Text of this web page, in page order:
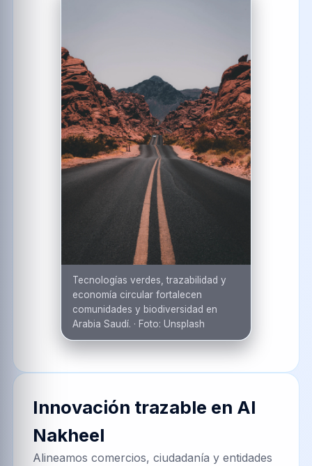
Tecnologías verdes, trazabilidad y
economía circular fortalecen
comunidades y biodiversidad en
Arabia Saudí. · Foto: Unsplash
Innovación trazable en Al
Nakheel
Alineamos comercios, ciudadanía y entidades